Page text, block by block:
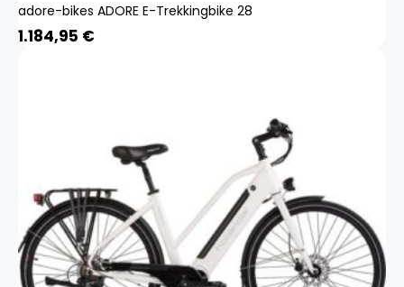
adore-bikes ADORE E-Trekkingbike 28
1.184,95 €